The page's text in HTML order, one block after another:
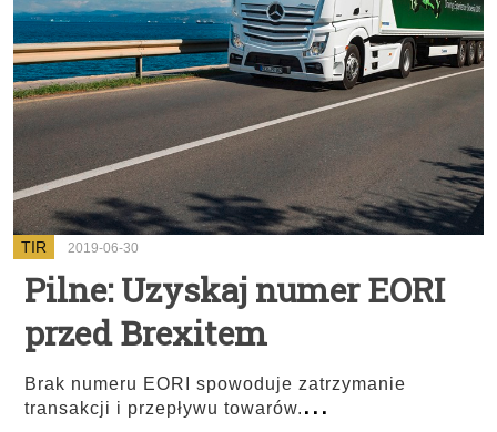
TIR 2019-06-30
Pilne: Uzyskaj numer EORI
przed Brexitem
Brak numeru EORI spowoduje zatrzymanie
transakcji i przepływu towarów....